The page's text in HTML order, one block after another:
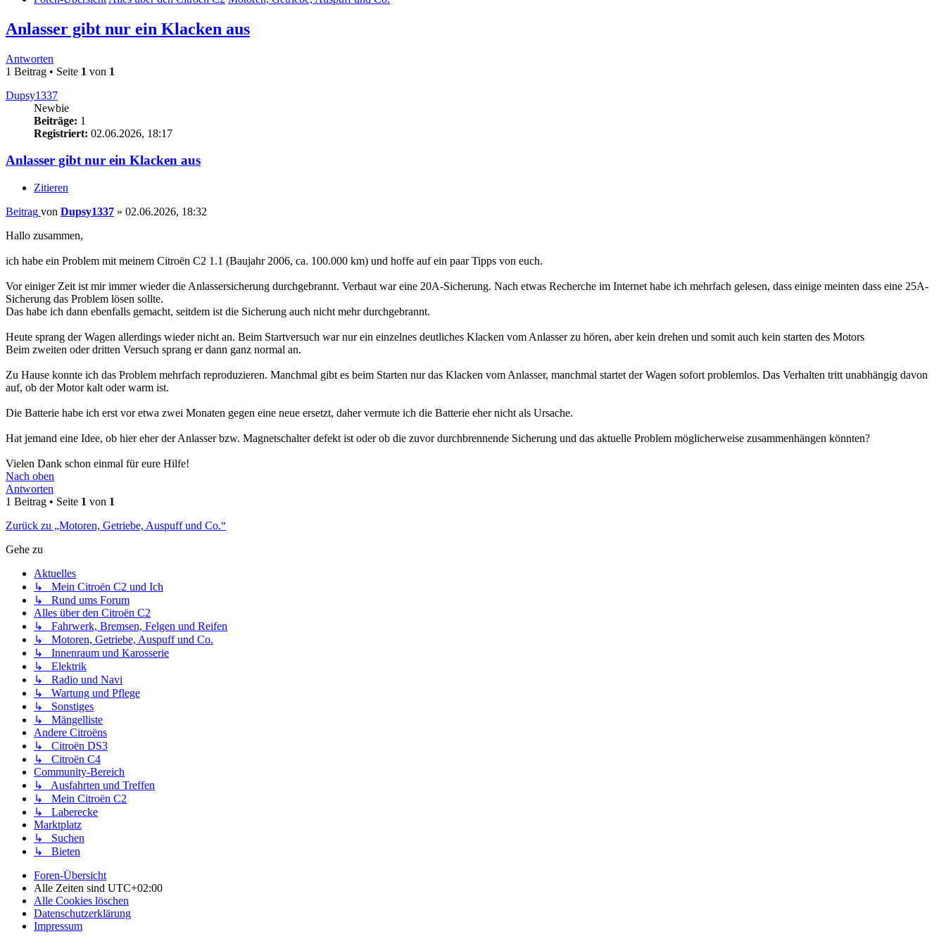
Anlasser gibt nur ein Klacken aus
Antworten
1 Beitrag • Seite 1 von 1
Dupsy1337
Newbie
Beiträge: 1
Registriert: 02.06.2026, 18:17
Anlasser gibt nur ein Klacken aus
Zitieren
Beitrag von Dupsy1337 » 02.06.2026, 18:32
Hallo zusammen,
ich habe ein Problem mit meinem Citroën C2 1.1 (Baujahr 2006, ca. 100.000 km) und hoffe auf ein paar Tipps von euch.
Vor einiger Zeit ist mir immer wieder die Anlassersicherung durchgebrannt. Verbaut war eine 20A-Sicherung. Nach etwas Recherche im Internet habe ich mehrfach gelesen, dass einige meinten dass eine 25A-
Sicherung das Problem lösen sollte.
Das habe ich dann ebenfalls gemacht, seitdem ist die Sicherung auch nicht mehr durchgebrannt.
Heute sprang der Wagen allerdings wieder nicht an. Beim Startversuch war nur ein einzelnes deutliches Klacken vom Anlasser zu hören, aber kein drehen und somit auch kein starten des Motors
Beim zweiten oder dritten Versuch sprang er dann ganz normal an.
Zu Hause konnte ich das Problem mehrfach reproduzieren. Manchmal gibt es beim Starten nur das Klacken vom Anlasser, manchmal startet der Wagen sofort problemlos. Das Verhalten tritt unabhängig davon
auf, ob der Motor kalt oder warm ist.
Die Batterie habe ich erst vor etwa zwei Monaten gegen eine neue ersetzt, daher vermute ich die Batterie eher nicht als Ursache.
Hat jemand eine Idee, ob hier eher der Anlasser bzw. Magnetschalter defekt ist oder ob die zuvor durchbrennende Sicherung und das aktuelle Problem möglicherweise zusammenhängen könnten?
Vielen Dank schon einmal für eure Hilfe!
Nach oben
Antworten
1 Beitrag • Seite 1 von 1
Zurück zu „Motoren, Getriebe, Auspuff und Co.“
Gehe zu
Aktuelles
↳ Mein Citroën C2 und Ich
↳ Rund ums Forum
Alles über den Citroën C2
↳ Fahrwerk, Bremsen, Felgen und Reifen
↳ Motoren, Getriebe, Auspuff und Co.
↳ Innenraum und Karosserie
↳ Elektrik
↳ Radio und Navi
↳ Wartung und Pflege
↳ Sonstiges
↳ Mängelliste
Andere Citroëns
↳ Citroën DS3
↳ Citroën C4
Community-Bereich
↳ Ausfahrten und Treffen
↳ Mein Citroën C2
↳ Laberecke
Marktplatz
↳ Suchen
↳ Bieten
Foren-Übersicht
Alle Zeiten sind UTC+02:00
Alle Cookies löschen
Datenschutzerklärung
Impressum